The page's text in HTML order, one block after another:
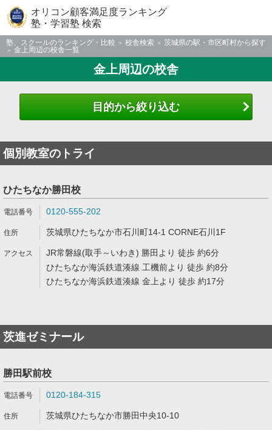
オリコン顧客満足度ランキング
塾・学習塾 検索
塾、スクールのランキング・比較 校舎検索
茨城県の駅・市区町村から探す
金上周辺の校舎一覧
金上周辺の校舎
目的から絞り込む
個別教室のトライ
ひたちなか勝田校
0120-555-202
茨城県ひたちなか市石川町14-1 CORNE石川1F
JR常磐線(取手～いわき) 勝田より 徒歩 約6分
ひたちなか海浜鉄道湊線 工機前より 徒歩 約8分
ひたちなか海浜鉄道湊線 金上より 徒歩 約17分
茨進ゼミナール
勝田駅前校
0120-184-315
茨城県ひたちなか市勝田中央10-10